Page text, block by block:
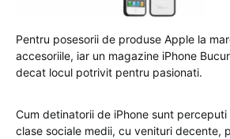
Pentru posesorii de produse Apple la
accesoriile, iar un magazine iPhone
decat locul potrivit pentru pasionati.
Cum detinatorii de iPhone sunt
clase sociale medii, cu venituri decente,